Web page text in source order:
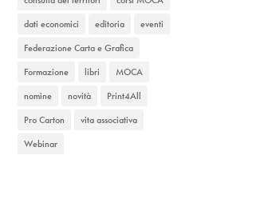
dati economici
editoria
eventi
Federazione Carta e Grafica
Formazione
libri
MOCA
nomine
novità
Print4All
Pro Carton
vita associativa
Webinar